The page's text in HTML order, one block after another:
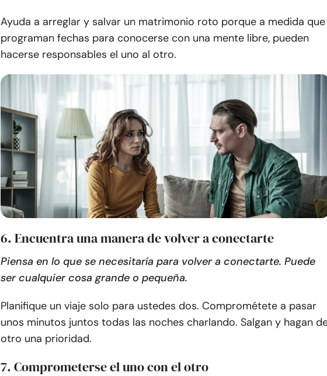
Ayuda a arreglar y salvar un matrimonio roto porque a medida que
programan fechas para conocerse con una mente libre, pueden
hacerse responsables el uno al otro.
6. Encuentra una manera de volver a conectarte
Piensa en lo que se necesitaría para volver a conectarte. Puede
ser cualquier cosa grande o pequeña.
Planifique un viaje solo para ustedes dos. Comprométete a pasar
unos minutos juntos todas las noches charlando. Salgan y hagan
otro una prioridad.
7. Comprometerse el uno con el otro